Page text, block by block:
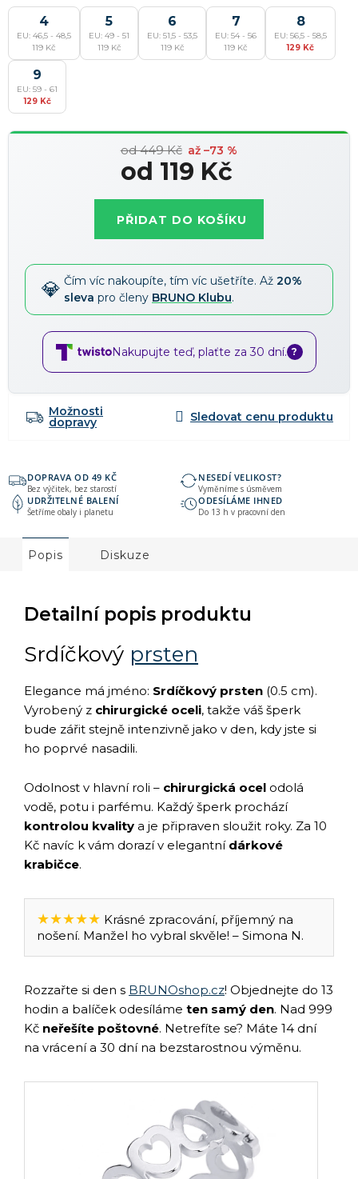
1 200 Kč -10 % Nejoblíbenější
1 500 Kč -15 %
4
EU: 46,5 - 48,5
119 Kč
5
EU: 49 - 51
119 Kč
6
EU: 51,5 - 53,5
119 Kč
7
EU: 54 - 56
119 Kč
8
EU: 56,5 - 58,5
129 Kč
9
EU: 59 - 61
129 Kč
od 449 Kč až –73 %
od 119 Kč
PŘIDAT DO KOŠÍKU
Čím víc nakoupíte, tím víc ušetříte. Až 20%
sleva pro členy BRUNO Klubu.
Nakupujte teď, plaťte za 30 dní. ?
Možnosti
dopravy
DOPRAVA OD 49 KČ
Bez výčitek, bez starostí
NESEDÍ VELIKOST?
Vyměníme s úsměvem
UDRŽITELNÉ BALENÍ
Šetříme obaly i planetu
ODESÍLÁME IHNED
Do 13 h v pracovní den
Popis Diskuze
Detailní popis produktu
Srdíčkový prsten
Elegance má jméno: Srdíčkový prsten (0.5 cm).
Vyrobený z chirurgické oceli, takže váš šperk
bude zářit stejně intenzivně jako v den, kdy jste si
ho poprvé nasadili.
Odolnost v hlavní roli – chirurgická ocel odolá
vodě, potu i parfému. Každý šperk prochází
kontrolou kvality a je připraven sloužit roky. Za 10
Kč navíc k vám dorazí v elegantní dárkové
krabičce.
★★★★★ Krásné zpracování, příjemný na
nošení. Manžel ho vybral skvěle! – Simona N.
Rozzařte si den s BRUNOshop.cz! Objednejte do 13
hodin a balíček odesíláme ten samý den. Nad 999
Kč neřešíte poštovné. Netrefíte se? Máte 14 dní
na vrácení a 30 dní na bezstarostnou výměnu.